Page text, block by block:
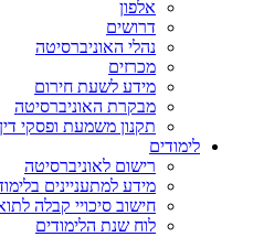
אלפון
דרושים
נהלי האוניברסיטה
מכרזים
מידע לשעת חירום
מבקרת האוניברסיטה
תקנון משמעת ופסקי דין
לימודים
רישום לאוניברסיטה
מידע למתעניינים
חישוב סיכויי קבלה
לוח שנת הלימודים